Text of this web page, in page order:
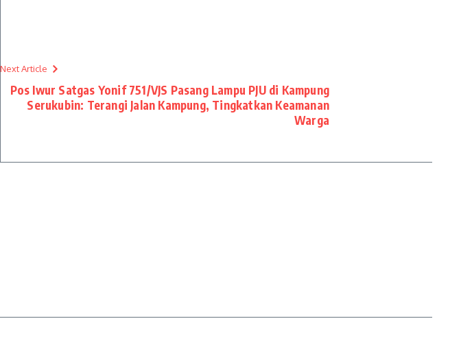
Next Article
Pos Iwur Satgas Yonif 751/VJS Pasang Lampu PJU di Kampung
Serukubin: Terangi Jalan Kampung, Tingkatkan Keamanan
Warga